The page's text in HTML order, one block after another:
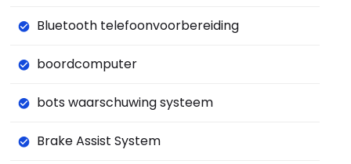
Bluetooth telefoonvoorbereiding
boordcomputer
bots waarschuwing systeem
Brake Assist System